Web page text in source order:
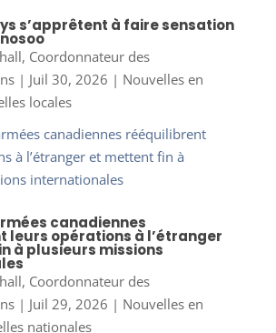
s’apprêtent à faire sensation
Coordonnateur des
| Juil 30, 2026 | Nouvelles en
locales
canadiennes
leurs opérations à l’étranger
à plusieurs missions
Coordonnateur des
| Juil 29, 2026 | Nouvelles en
nationales